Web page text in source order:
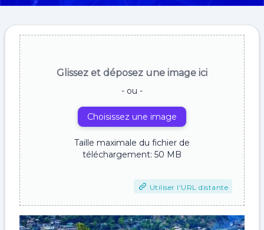
Glissez et déposez une image ici
- ou -
Choisissez une image
Taille maximale du fichier de
téléchargement: 50 MB
Utiliser l'URL distante